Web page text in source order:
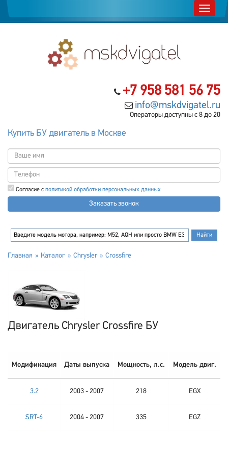
+7 958 581 56 75
info@mskdvigatel.ru
Операторы доступны с 8 до 20
Купить БУ двигатель в Москве
Согласие с политикой обработки персональных данных
Заказать звонок
Главная Каталог Chrysler Crossfire
Двигатель Chrysler Crossfire БУ
Модификация Даты выпуска Мощность, л.с. Модель двиг.
3.2 2003 - 2007 218 EGX
SRT-6 2004 - 2007 335 EGZ